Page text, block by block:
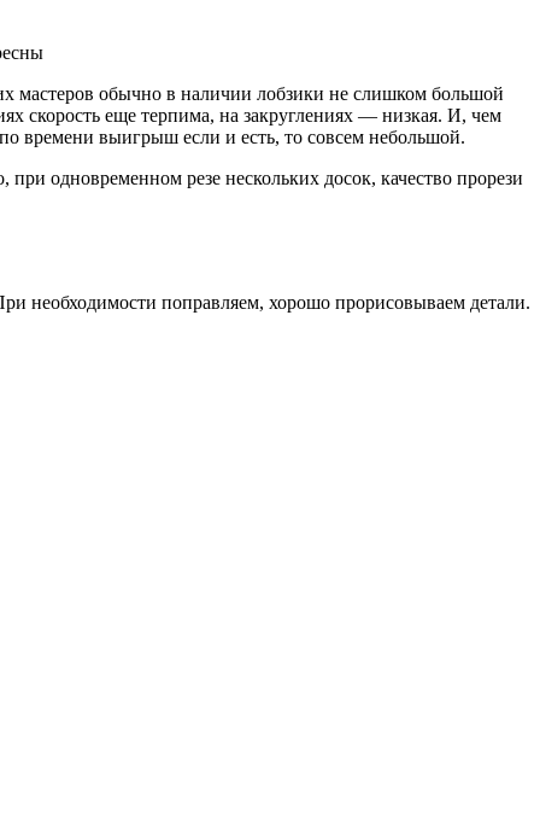
мастеров обычно в наличии лобзики не слишком большой
скорость еще терпима, на закруглениях — низкая. И, чем
времени выигрыш если и есть, то совсем небольшой.
одновременном резе нескольких досок, качество прорези
необходимости поправляем, хорошо прорисовываем детали.